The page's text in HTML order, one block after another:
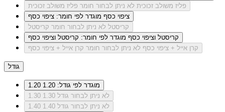
פליז משולב זכוכית לא ניתן לבחור חומר פליז משולב זכוכית
ציפוי כסף מוגדר לפי חומר: ציפוי כסף
קריסטל לא ניתן לבחור חומר קריסטל
קריסטל וציפוי כסף מוגדר לפי חומר: קריסטל וציפוי כסף
קרן אייל + ציפוי כסף לא ניתן לבחור חומר קרן אייל + ציפוי כסף
גודל
1.20
מוגדר לפי גודל: 1.20
1.30
לא ניתן לבחור גודל 1.30
1.40
לא ניתן לבחור גודל 1.40